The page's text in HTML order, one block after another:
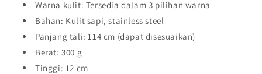
Warna kulit: Tersedia dalam 3 pilihan warna
Bahan: Kulit sapi, stainless steel
Panjang tali: 114 cm (dapat disesuaikan)
Berat: 300 g
Tinggi: 12 cm